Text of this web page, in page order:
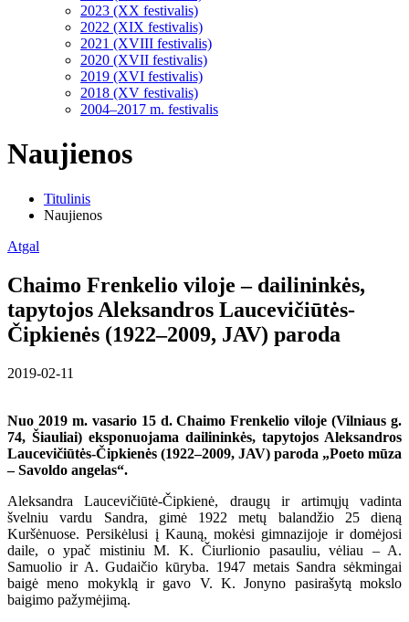
2023 (XX festivalis)
2022 (XIX festivalis)
2021 (XVIII festivalis)
2020 (XVII festivalis)
2019 (XVI festivalis)
2018 (XV festivalis)
2004–2017 m. festivalis
Naujienos
Titulinis
Naujienos
Atgal
Chaimo Frenkelio viloje – dailininkės,
tapytojos Aleksandros Laucevičiūtės-
Čipkienės (1922–2009, JAV) paroda
2019-02-11
Nuo 2019 m. vasario 15 d. Chaimo Frenkelio viloje (Vilniaus g.
74, Šiauliai) eksponuojama dailininkės, tapytojos Aleksandros
Laucevičiūtės-Čipkienės (1922–2009, JAV) paroda „Poeto mūza
– Savoldo angelas“.
Aleksandra Laucevičiūtė-Čipkienė, draugų ir artimųjų vadinta
švelniu vardu Sandra, gimė 1922 metų balandžio 25 dieną
Kuršėnuose. Persikėlusi į Kauną, mokėsi gimnazijoje ir domėjosi
daile, o ypač mistiniu M. K. Čiurlionio pasauliu, vėliau – A.
Samuolio ir A. Gudaičio kūryba. 1947 metais Sandra sėkmingai
baigė meno mokyklą ir gavo V. K. Jonyno pasirašytą mokslo
baigimo pažymėjimą.